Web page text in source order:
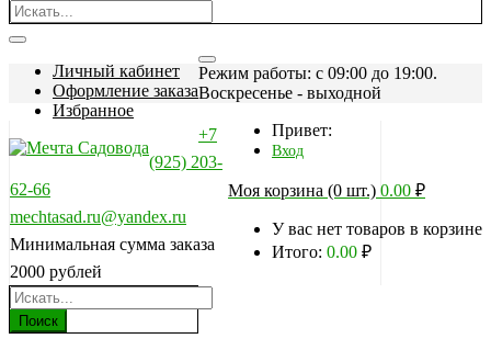
Личный кабинет
Оформление заказа
Избранное
Режим работы: c 09:00 до 19:00.
Воскресенье - выходной
Привет:
Вход
Моя корзина (0 шт.) 0.00 ₽
У вас нет товаров в корзине
Итого: 0.00 ₽
+7
(925) 203-
62-66
mechtasad.ru@yandex.ru
Минимальная сумма заказа
2000 рублей
Поиск